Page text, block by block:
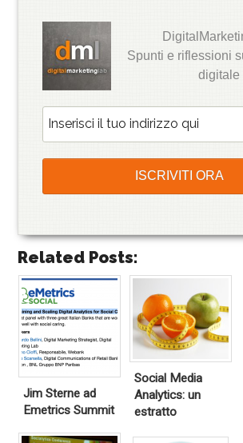
Spunti e riflessioni
digitale
Related Posts:
Jim Sterne ad
Emetrics Summit
Social Media
Analytics: un
estratto